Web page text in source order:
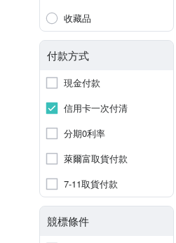
收藏品
付款方式
現金付款
信用卡一次付清
分期0利率
萊爾富取貨付款
7-11取貨付款
競標條件